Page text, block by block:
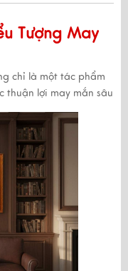
Tượng May
chỉ là một tác phẩm
thuận lợi may mắn sâu